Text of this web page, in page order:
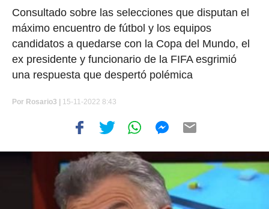
Consultado sobre las selecciones que disputan el
máximo encuentro de fútbol y los equipos
candidatos a quedarse con la Copa del Mundo, el
ex presidente y funcionario de la FIFA esgrimió
una respuesta que despertó polémica
Por Rosario3 | 15-11-2022 8:43